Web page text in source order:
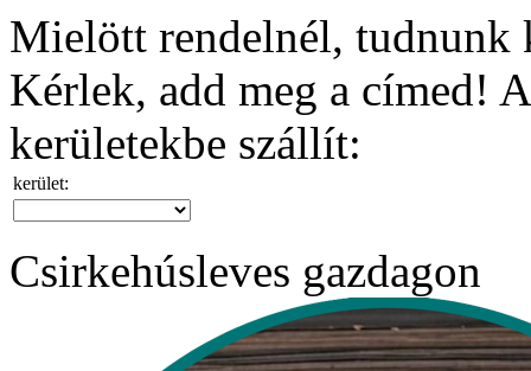
Mielött rendelnél, tudnunk
Kérlek, add meg a címed!
kerületekbe szállít:
kerület:
Csirkehúsleves gazdagon